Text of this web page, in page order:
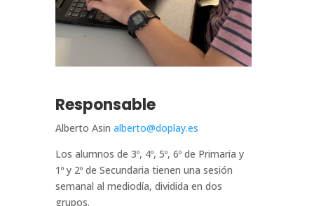
Responsable
Alberto Asin alberto@doplay.es
Los alumnos de 3º, 4º, 5º, 6º de Primaria y
1º y 2º de Secundaria tienen una sesión
semanal al mediodía, dividida en dos
grupos.